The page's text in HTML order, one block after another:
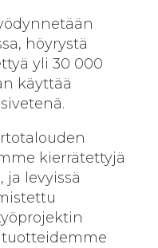
höyrystä
yli 30 000
käyttää
kierrätettyjä
ja levyissä